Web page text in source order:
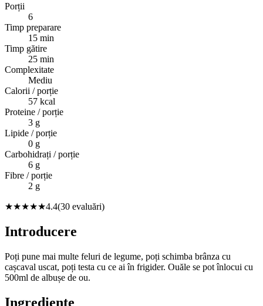
Porții
6
Timp preparare
15 min
Timp gătire
25 min
Complexitate
Mediu
Calorii / porție
57 kcal
Proteine / porție
3 g
Lipide / porție
0 g
Carbohidrați / porție
6 g
Fibre / porție
2 g
★★★★★4.4(30 evaluări)
Introducere
Poți pune mai multe feluri de legume, poți schimba brânza cu
cașcaval uscat, poți testa cu ce ai în frigider. Ouăle se pot înlocui cu
500ml de albușe de ou.
Ingrediente